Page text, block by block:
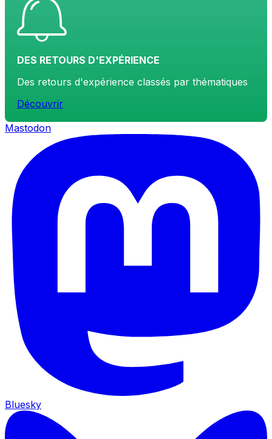
DES RETOURS D'EXPÉRIENCE
Des retours d'expérience classés par thématiques
Découvrir
Mastodon
Bluesky